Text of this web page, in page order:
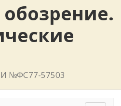
№ФС77-57503